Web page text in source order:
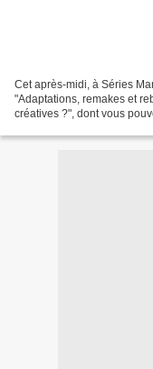
Cet après-midi, à Séries
"Adaptations, remakes et
créatives ?", dont vous